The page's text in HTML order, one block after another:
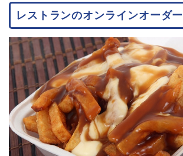
レストランのオンラインオーダー